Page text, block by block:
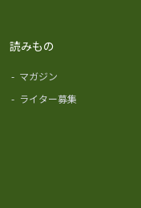
読みもの
- マガジン
- ライター募集